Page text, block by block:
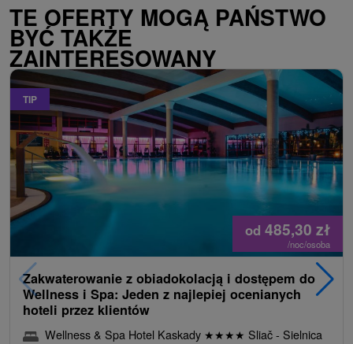
TE OFERTY MOGĄ PAŃSTWO
BYĆ TAKŻE
ZAINTERESOWANY
TIP
od 485,30 zł
/noc/osoba
Zakwaterowanie z obiadokolacją i dostępem do
Wellness i Spa: Jeden z najlepiej ocenianych
hoteli przez klientów
Wellness & Spa Hotel Kaskady ★★★★ Sliač - Sielnica